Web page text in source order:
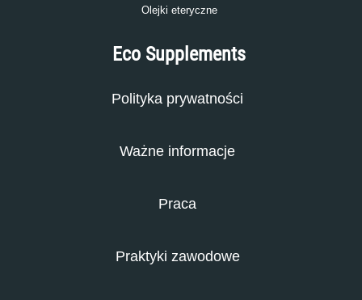
Olejki eteryczne
Eco Supplements
Polityka prywatności
Ważne informacje
Praca
Praktyki zawodowe